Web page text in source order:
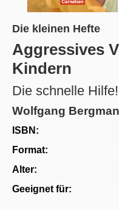
Die kleinen Hefte
Aggressives
Kindern
Die schnelle Hilfe!
Wolfgang
ISBN:
Format:
Alter:
Geeignet für: